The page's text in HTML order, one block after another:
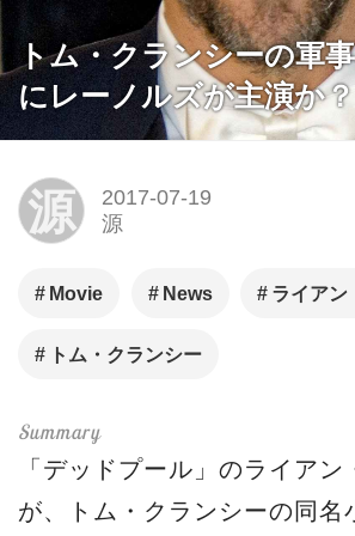
トム・クランシーの軍
にレーノルズが主演か？
源
2017-07-19
源
Movie News ライアン
トム・クランシー
「デッドプール」のライア
が、トム・クランシーの同名